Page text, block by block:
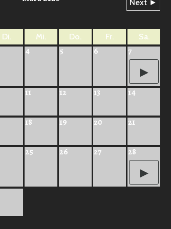
Next ►
Di. Mi. Do. Fr. Sa.
4 5 6 7
11 12 13 14
18 19 20 21
25 26 27 28